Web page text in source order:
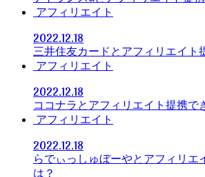
アフィリエイト
2022.12.18
三井住友カードとアフィリエイト
アフィリエイト
2022.12.18
ココナラとアフィリエイト提携で
アフィリエイト
2022.12.18
らでぃっしゅぼーやとアフィリエ
は？